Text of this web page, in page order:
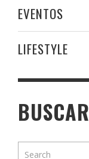
EVENTOS
LIFESTYLE
BUSCAR